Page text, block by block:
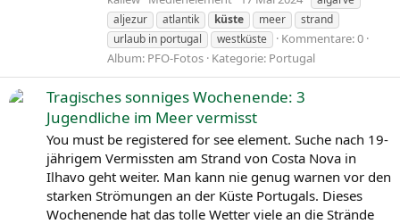
aljezur
atlantik küste meer
strand
urlaub in portugal
westküste
Kommentare: 0
Album: PFO-Fotos Kategorie: Portugal
Tragisches sonniges Wochenende: 3
Jugendliche im Meer vermisst
You must be registered for see element. Suche nach 19-
jährigem Vermissten am Strand von Costa Nova in
Ilhavo geht weiter. Man kann nie genug warnen vor den
starken Strömungen an der Küste Portugals. Dieses
Wochenende hat das tolle Wetter viele an die Strände